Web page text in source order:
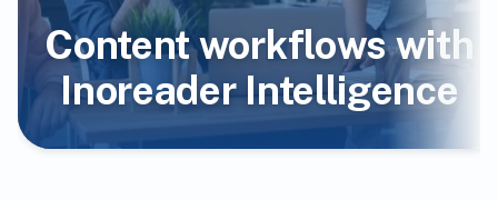
Content workflows with
Inoreader Intelligence